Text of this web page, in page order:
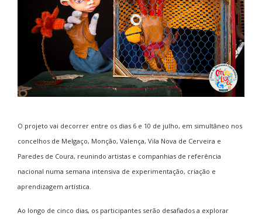
O projeto vai decorrer entre os dias 6 e 10 de julho, em simultâneo nos
concelhos de Melgaço, Monção, Valença, Vila Nova de Cerveira e
Paredes de Coura, reunindo artistas e companhias de referência
nacional numa semana intensiva de experimentação, criação e
aprendizagem artística.
Ao longo de cinco dias, os participantes serão desafiados a explorar